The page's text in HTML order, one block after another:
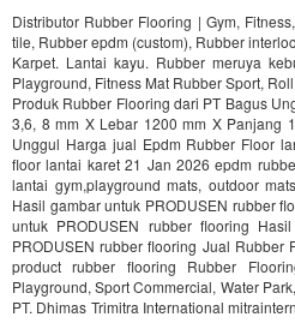
Distributor Rubber Flooring | Gym,
tile, Rubber epdm (custom), Rubber
Karpet. Lantai kayu. Rubber meruya
Playground, Fitness Mat Rubber Sport,
Produk Rubber Flooring dari PT Bagus
3,6, 8 mm X Lebar 1200 mm X Panjang
Unggul Harga jual Epdm Rubber Floor
floor lantai karet 21 Jan 2026 epdm
lantai gym,playground mats, outdoor
Hasil gambar untuk PRODUSEN rubber
untuk PRODUSEN rubber flooring
PRODUSEN rubber flooring Jual
product rubber flooring Rubber
Playground, Sport Commercial, Water
PT. Dhimas Trimitra International